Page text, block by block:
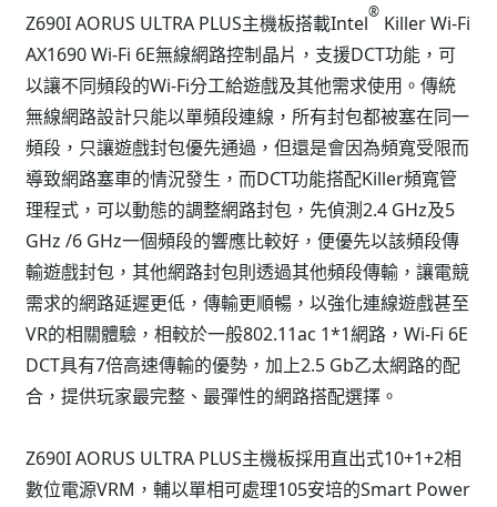
Z690I AORUS ULTRA PLUS主機板搭載Intel® Killer Wi-Fi
AX1690 Wi-Fi 6E無線網路控制晶片，支援DCT功能，可
以讓不同頻段的Wi-Fi分工給遊戲及其他需求使用。傳統
無線網路設計只能以單頻段連線，所有封包都被塞在同一
頻段，只讓遊戲封包優先通過，但還是會因為頻寬受限而
導致網路塞車的情況發生，而DCT功能搭配Killer頻寬管
理程式，可以動態的調整網路封包，先偵測2.4 GHz及5
GHz /6 GHz一個頻段的響應比較好，便優先以該頻段傳
輸遊戲封包，其他網路封包則透過其他頻段傳輸，讓電競
需求的網路延遲更低，傳輸更順暢，以強化連線遊戲甚至
VR的相關體驗，相較於一般802.11ac 1*1網路，Wi-Fi 6E
DCT具有7倍高速傳輸的優勢，加上2.5 Gb乙太網路的配
合，提供玩家最完整、最彈性的網路搭配選擇。
Z690I AORUS ULTRA PLUS主機板採用直出式10+1+2相
數位電源VRM，輔以單相可處理105安培的Smart Power